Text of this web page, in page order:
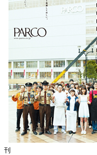
刊